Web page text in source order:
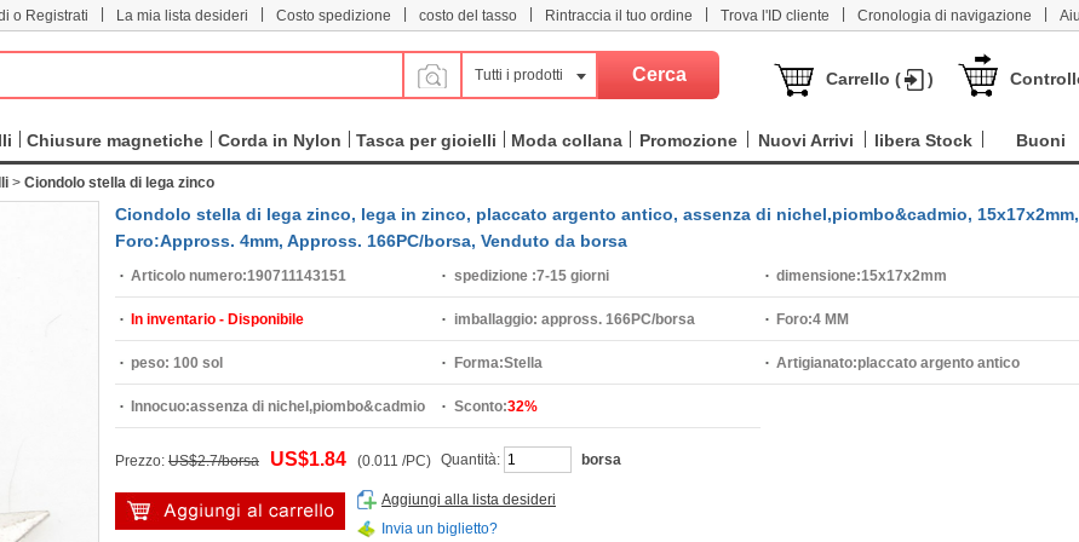
o Registrati La mia lista desideri Costo spedizione costo del tasso Rintraccia il tuo ordine Trova l'ID cliente Cronologia di navigazione
Tutti i prodotti Carrello ( )
Chiusure magnetiche Corda in Nylon Tasca per gioielli Moda collana Promozione Nuovi Arrivi libera Stock Buoni
> Ciondolo stella di lega zinco
Ciondolo stella di lega zinco, lega in zinco, placcato argento antico, assenza di nichel,piombo&cadmio, 15x17x2mm,
Foro:Appross. 4mm, Appross. 166PC/borsa, Venduto da borsa
Articolo numero:190711143151 spedizione :7-15 giorni dimensione:15x17x2mm
In inventario - Disponibile imballaggio: appross. 166PC/borsa Foro:4 MM
peso: 100 sol Forma:Stella Artigianato:placcato argento antico
Innocuo:assenza di nichel,piombo&cadmio Sconto:32%
Prezzo: US$2.7/borsa US$1.84 (0.011 /PC) Quantità: borsa
Aggiungi alla lista desideri
Invia un biglietto?